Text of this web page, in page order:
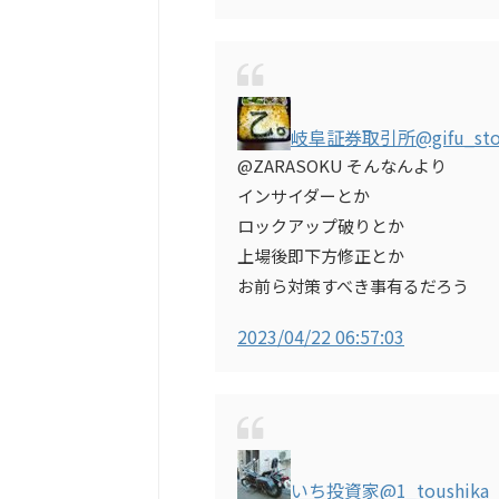
岐阜証券取引所
@ZARASOKU そんなんより
インサイダーとか
ロックアップ破りとか
上場後即下方修正とか
お前ら対策すべき事有るだろう
2023/04/22 06:57:03
いち投資家@1_toushika